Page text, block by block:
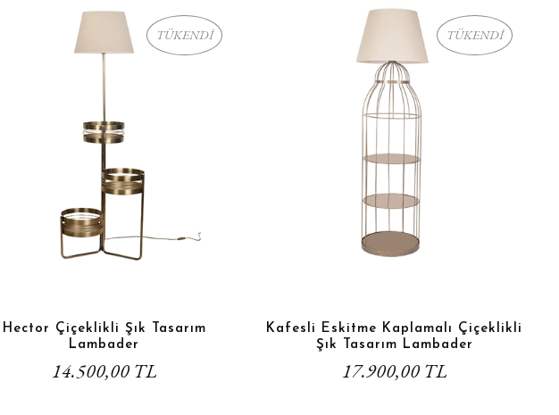
TÜKENDİ
Hector Çiçeklikli Şık Tasarım
Lambader
14.500,00 TL
TÜKENDİ
Kafesli Eskitme Kaplamalı Çiçeklikli
Şık Tasarım Lambader
17.900,00 TL